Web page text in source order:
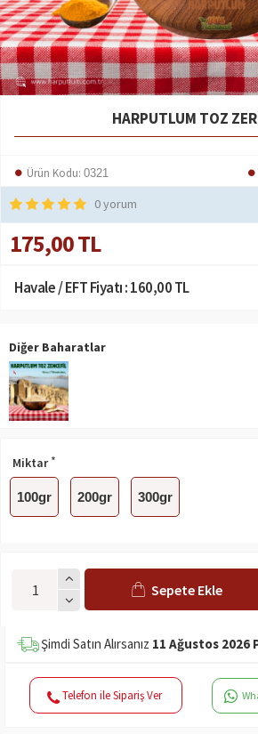
HARPUTLUM TOZ
Ürün Kodu: 0321
0 yorum
175,00 TL
Havale / EFT Fiyatı :160,00 TL
Diğer Baharatlar
Miktar
100gr 200gr 300gr
Sepete Ekle
Şimdi Satın Alırsanız 11 Ağustos 2026
Telefon ile Sipariş Ver